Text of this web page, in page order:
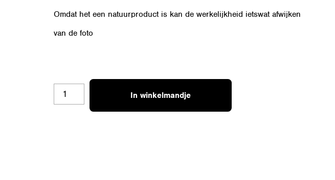
Omdat het een natuurproduct is kan de werkelijkheid ietswat afwijken
van de foto
OZ-
CROMB-
In winkelmandje